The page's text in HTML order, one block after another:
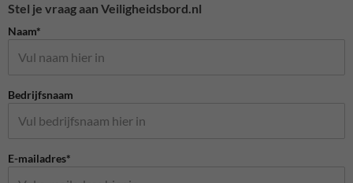
Stel je vraag aan Veiligheidsbord.nl
Naam*
Bedrijfsnaam
E-mailadres*